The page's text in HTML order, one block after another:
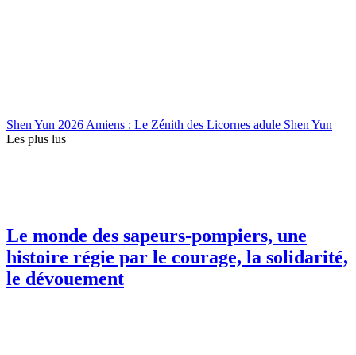
Shen Yun 2026 Amiens : Le Zénith des Licornes adule Shen Yun
Les plus lus
Le monde des sapeurs-pompiers, une
histoire régie par le courage, la solidarité,
le dévouement